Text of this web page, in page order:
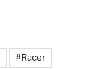
#Racer